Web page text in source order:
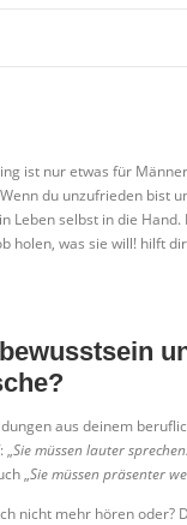
ist nur etwas für
du unzufrieden bist
Leben selbst in die Hand.
holen, was sie will! hilft
aus deinem
„Sie müssen lauter sprechen.
„Sie müssen präsenter
nicht mehr hören oder?